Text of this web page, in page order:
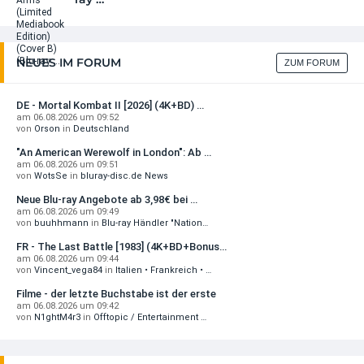
Shelter (2026) 4K (4K UHD + Blu-ray)
29,99 EUR
+ Details
DIESE WOCHE NEU
(4K ...
32,99 EUR
DIESE WOCHE NEU
(4K ...
32,99 EUR
7,44 Euro
Stand (05.08.2026 um 06:14)
14,04 Euro (6%)
jetzt 0.92 EUR günstiger
Requiem - Kreuzgang zur Hölle …
19,75 Euro(34%)
jetzt 10.24 EUR günstiger
Stand (05.08.2026 um 05:59)
6,05 Euro (10%)
jetzt 0.67 EUR günstiger
The Final Level: Flucht aus …
6,71 Euro(3%)
NEUES IM FORUM ZUM FORUM
DE - Mortal Kombat II [2026] (4K+BD) …
am 06.08.2026 um 09:52
von Orson in Deutschland
"An American Werewolf in London": Ab …
am 06.08.2026 um 09:51
von WotsSe in bluray-disc.de News
Neue Blu-ray Angebote ab 3,98€ bei …
am 06.08.2026 um 09:49
von buuhhmann in Blu-ray Händler "Nation…
FR - The Last Battle [1983] (4K+BD+Bonus…
am 06.08.2026 um 09:44
von Vincent_vega84 in Italien • Frankreich • …
Filme - der letzte Buchstabe ist der erste
am 06.08.2026 um 09:42
von N1ghtM4r3 in Offtopic / Entertainment …